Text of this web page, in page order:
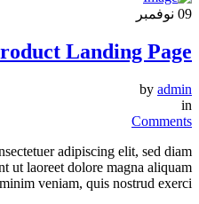
09 نوفمبر
Landing Page
by admin
in
Comments
adipiscing elit, sed diam
ut laoreet dolore magna aliquam
veniam, quis nostrud exerci...